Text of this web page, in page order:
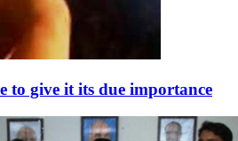
to give it its due importance